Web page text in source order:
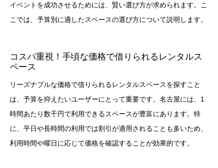
イベントを成功させるためには、賢い選び方が求められます。こ
こでは、予算別に適したスペースの選び方について説明します。
コスパ重視！手頃な価格で借りられるレンタルス
ペース
リーズナブルな価格で借りられるレンタルスペースを探すこと
は、予算を抑えたいユーザーにとって重要です。名古屋には、1
時間あたり数千円で利用できるスペースが豊富にあります。特
に、平日や長時間の利用では割引が適用されることも多いため、
利用時間や曜日に応じて価格を確認することが効果的です。